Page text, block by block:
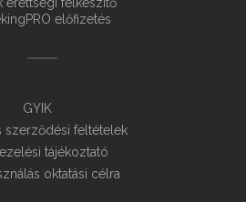
előfizetés
GYIK
szerződési feltételek
tájékoztató
oktatási célra